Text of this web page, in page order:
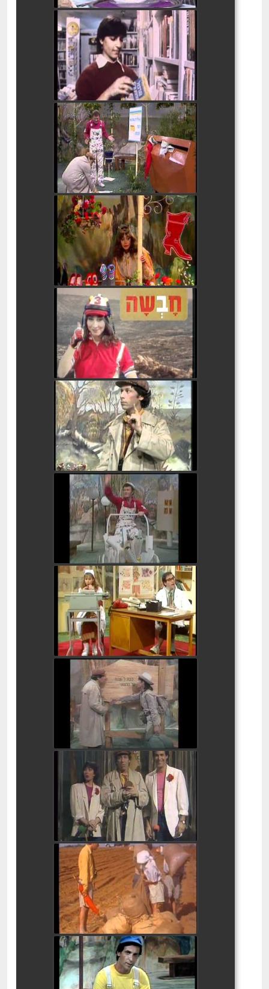
בלי סודות צירה 2
watch video
בלי סודות - ביניים שווא
watch video
בלי סודות שווא 3
watch video
בלי סודות - שווא 2
watch video
בלי סודות - האות ת'
watch video
בלי סודות - האות ש'
watch video
בלי סודות - שווא 1
watch video
בלי סודות - האות ר'
watch video
בלי סודות - מ' ו- ז'
watch video
בלי סודות ג' ו- ש'
watch video
בלי סודות ב' ו -ד'
watch video